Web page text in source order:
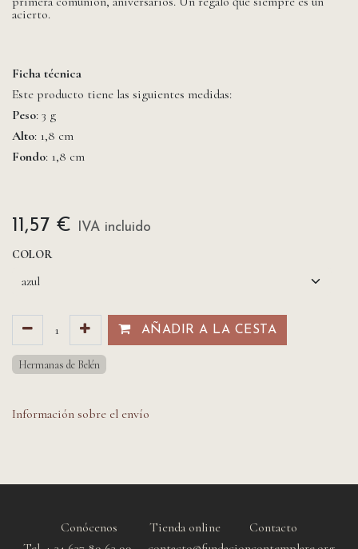
acierto.
Ficha técnica
Este producto tiene las siguientes medidas:
Peso: 3 g
Alto: 1,8 cm
Fondo: 1,8 cm
11,57 €
IVA incluido
COLOR
AÑADIR A LA CESTA​​
Hermanas de Belén
Información sobre el envío
Conócenos Tienda online
Contacto